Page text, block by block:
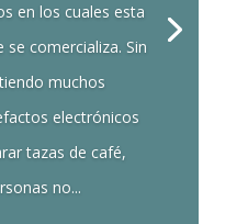
en los cuales esta
comercializa. Sin
muchos
electrónicos
tazas de café,
no...